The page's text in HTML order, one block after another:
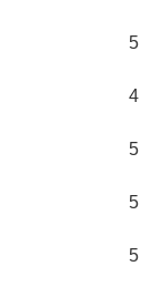
5
4
5
5
5